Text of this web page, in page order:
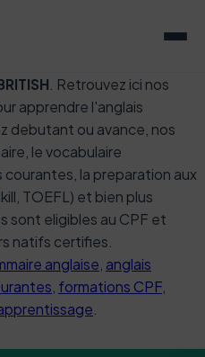
. Retrouvez ici nos
apprendre l'anglais
debutant ou avance, nos
le vocabulaire
la preparation aux
TOEFL) et bien plus
sont eligibles au CPF et
natifs certifies.
anglaise anglais
formations CPF